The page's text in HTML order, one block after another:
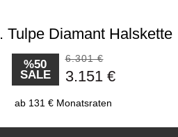
Eheringe
Halbmemoire
Diamantringe
Perlen Ohrringe
Buchstaben Halskette
Herren Halsketten
Tulpe Diamant Halskette
%50
SALE
6.301 €
3.151 €
ab 131 € Monatsraten